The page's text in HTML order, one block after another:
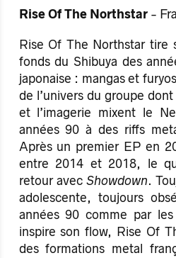
Rise Of The Northstar -
Rise Of The Northstar tire
fonds du Shibuya des
japonaise : mangas et
de l’univers du groupe
et l’imagerie mixent le
années 90 à des riffs
Après un premier EP en
entre 2014 et 2018, le
retour avec Showdown.
adolescente, toujours
années 90 comme par
inspire son flow, Rise Of
des formations metal